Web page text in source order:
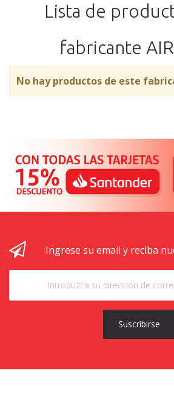
Lista de
fabricante
No hay productos de este
Ingrese su email y reciba
Suscribirse